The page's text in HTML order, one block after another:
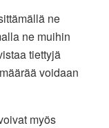
ne
ne muihin
tiettyjä
voidaan
myös